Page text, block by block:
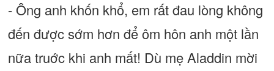
- Ông anh khốn khổ, em rất đau lòng không
đến được sớm hơn để ôm hôn anh một lần
nữa truớc khi anh mất! Dù mẹ Aladdin mời